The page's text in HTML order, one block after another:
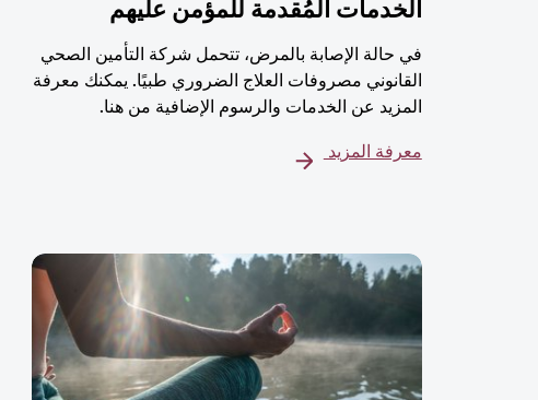
الخدمات المُقدمة للمؤمن عليهم
في حالة الإصابة بالمرض، تتحمل شركة التأمين الصحي
القانوني مصروفات العلاج الضروري طبيًا. يمكنك معرفة
المزيد عن الخدمات والرسوم الإضافية من هنا.
معرفة المزيد